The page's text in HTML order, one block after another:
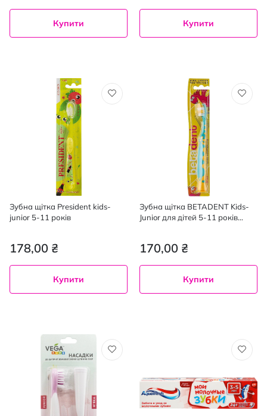
Купити Купити
Зубна щітка President kids-
junior 5-11 років
178,00 ₴
Купити
Зубна щітка BETADENT Kids-
Junior для дітей 5-11 років
170,00 ₴
Купити